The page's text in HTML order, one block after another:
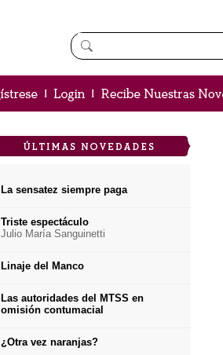
La sensatez siempre paga
Triste espectáculo
Julio María Sanguinetti
Linaje del Manco
Las autoridades del MTSS en
omisión contumacial
¿Otra vez naranjas?